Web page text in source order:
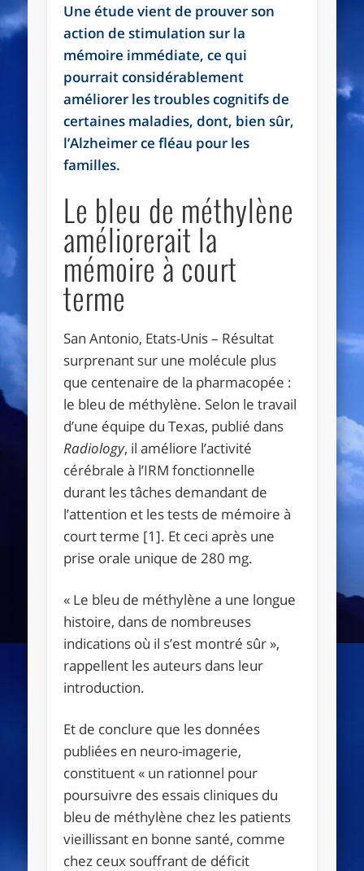
Une étude vient de prouver son
action de stimulation sur la
mémoire immédiate, ce qui
pourrait considérablement
améliorer les troubles cognitifs de
certaines maladies, dont, bien sûr,
l’Alzheimer ce fléau pour les
familles.
Le bleu de méthylène
améliorerait la
mémoire à court
terme
San Antonio, Etats-Unis – Résultat
surprenant sur une molécule plus
que centenaire de la pharmacopée :
le bleu de méthylène. Selon le travail
d’une équipe du Texas, publié dans
Radiology, il améliore l’activité
cérébrale à l’IRM fonctionnelle
durant les tâches demandant de
l’attention et les tests de mémoire à
court terme [1]. Et ceci après une
prise orale unique de 280 mg.
« Le bleu de méthylène a une longue
histoire, dans de nombreuses
indications où il s’est montré sûr »,
rappellent les auteurs dans leur
introduction.
Et de conclure que les données
publiées en neuro-imagerie,
constituent « un rationnel pour
poursuivre des essais cliniques du
bleu de méthylène chez les patients
vieillissant en bonne santé, comme
chez ceux souffrant de déficit